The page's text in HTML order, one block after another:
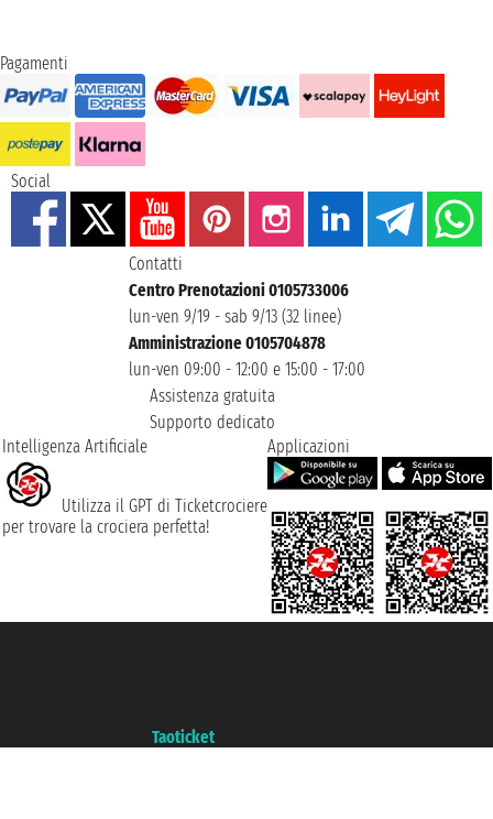
Pagamenti
Social
Contatti
Centro Prenotazioni 0105733006
lun-ven 9/19 - sab 9/13 (32 linee)
Amministrazione 0105704878
lun-ven 09:00 - 12:00 e 15:00 - 17:00
Assistenza gratuita
Supporto dedicato
Intelligenza Artificiale
Utilizza il GPT di Ticketcrociere
per trovare la crociera perfetta!
Applicazioni
Taoticket